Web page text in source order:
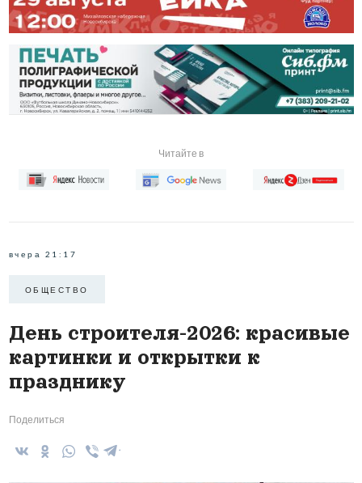
Читайте в
вчера 21:17
ОБЩЕСТВО
День строителя-2026: красивые
картинки и открытки к
празднику
Поделиться